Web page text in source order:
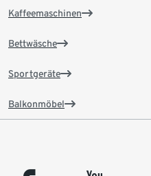
Kaffeemaschinen
Bettwäsche
Sportgeräte
Balkonmöbel